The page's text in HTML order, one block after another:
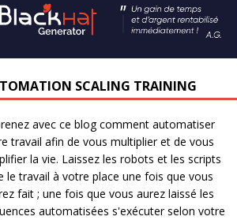
SCALING TRAINING
avec ce blog comment automatiser
travail afin de vous multiplier et de vous
la vie. Laissez les robots et les scripts
le travail à votre place une fois que vous
fait ; une fois que vous aurez laissé les
automatisées s'exécuter selon votre